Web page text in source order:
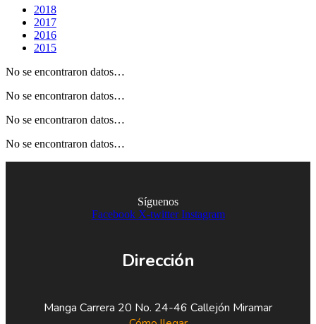
2018
2017
2016
2015
No se encontraron datos…
No se encontraron datos…
No se encontraron datos…
No se encontraron datos…
Síguenos
Facebook X-twitter Instagram
Dirección
Manga Carrera 20 No. 24-46 Callejón Miramar